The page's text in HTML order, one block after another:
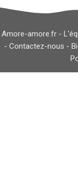
Amore-amore.fr -
- Contactez-nous -